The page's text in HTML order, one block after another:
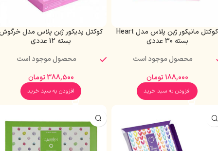
کوکتل مانیکور ژبن پلاس مدل Heart
بسته 30 عددی
محصول موجود است
188,000تومان
افزودن به سبد خرید
کوکتل پدیکور ژبن پلاس مدل
بسته 12 عددی
محصول موجود است
388,500 تومان
افزودن به سبد خرید